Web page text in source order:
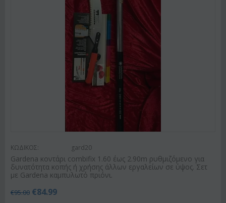
ΚΩΔΙΚΟΣ: gard20
Gardena κοντάρι combifix 1.60 έως 2.90m ρυθμιζόμενο για
δυνατότητα κοπής ή χρήσης άλλων εργαλείων σε ύψος. Σετ
με Gardena καμπυλωτό πριόνι.
€95.00 €84.99